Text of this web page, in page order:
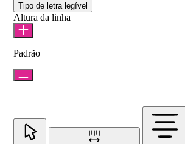
Tipo de letra legível
Altura da linha
Padrão